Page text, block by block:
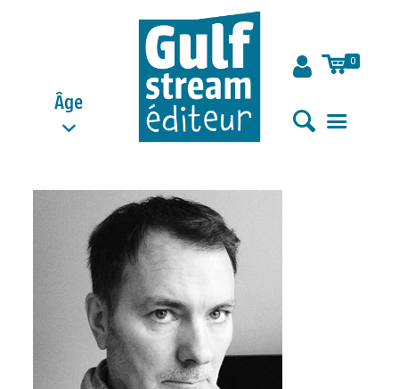
Âge
0